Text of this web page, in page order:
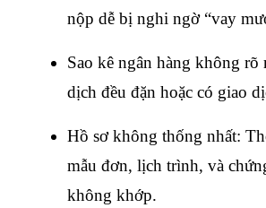
nộp dễ bị nghi ngờ “vay
Sao kê ngân hàng không rõ
dịch đều đặn hoặc có giao
Hồ sơ không thống nhất:
mẫu đơn, lịch trình, và
không khớp.